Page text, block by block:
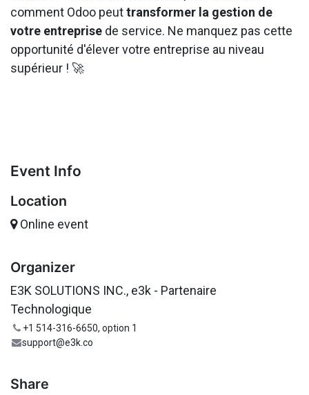
comment Odoo peuttransformer la gestion de
votre entreprise de service. Ne manquez pas cette
opportunité d'élever votre entreprise au niveau
supérieur ! 🚀
Event Info
Location
Online event
Organizer
E3K SOLUTIONS INC., e3k - Partenaire
Technologique
+1 514-316-6650, option 1
support@e3k.co
Share